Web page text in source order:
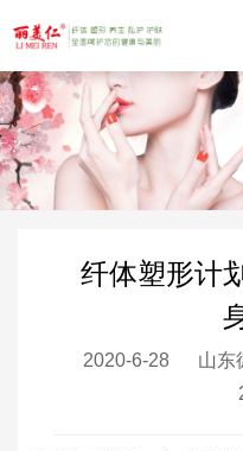
纤体塑形计
2020-6-28
山东